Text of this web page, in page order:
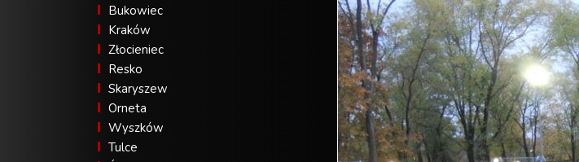
Bukowiec
Kraków
Złocieniec
Resko
Skaryszew
Orneta
Wyszków
Tulce